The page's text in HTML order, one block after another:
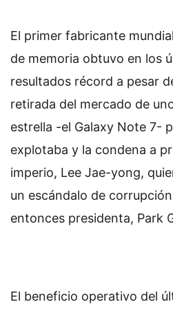
El primer fabricante
de memoria obtuvo en los
resultados récord a pesar
retirada del mercado de
estrella -el Galaxy Note 7-
explotaba y la condena a
imperio, Lee Jae-yong,
un escándalo de
entonces presidenta, Park
El beneficio operativo del